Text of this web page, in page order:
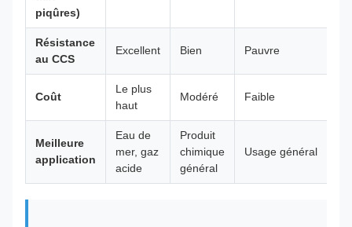
piqûres)
Résistance
au CCS
Excellent Bien Pauvre
Coût
Le plus
haut
Modéré Faible
Meilleure
application
Eau de
mer, gaz
acide
Produit
chimique
général
Usage général